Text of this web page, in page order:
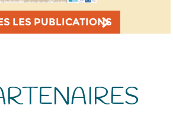
LES PUBLICATIONS